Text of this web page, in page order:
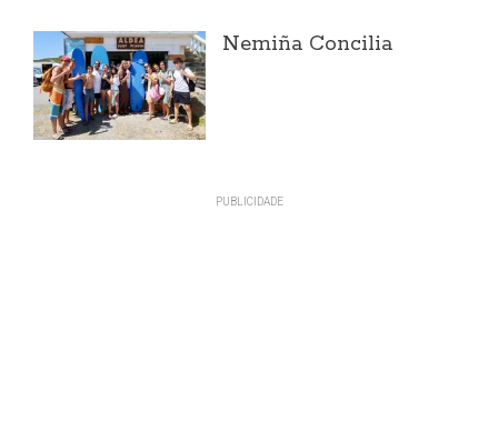
Nemiña Concilia